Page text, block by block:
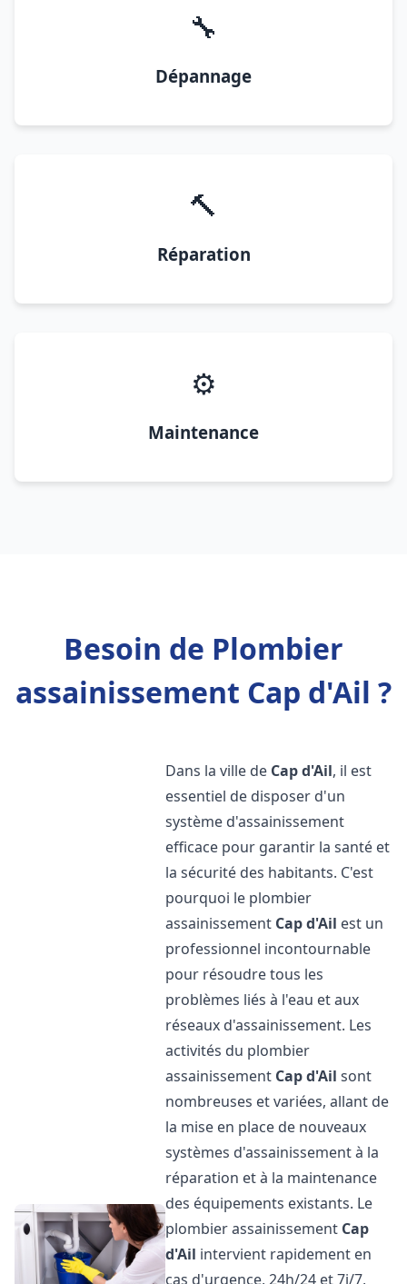
🔧
Dépannage
🔨
Réparation
⚙️
Maintenance
Besoin de Plombier
assainissement Cap d'Ail ?
Dans la ville de Cap d'Ail, il est
essentiel de disposer d'un
système d'assainissement
efficace pour garantir la santé et
la sécurité des habitants. C'est
pourquoi le plombier
assainissement Cap d'Ail est un
professionnel incontournable
pour résoudre tous les
problèmes liés à l'eau et aux
réseaux d'assainissement. Les
activités du plombier
assainissement Cap d'Ail sont
nombreuses et variées, allant de
la mise en place de nouveaux
systèmes d'assainissement à la
réparation et à la maintenance
des équipements existants. Le
plombier assainissement Cap
d'Ail intervient rapidement en
cas d'urgence, 24h/24 et 7j/7,